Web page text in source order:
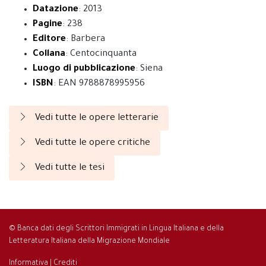
Datazione: 2013
Pagine: 238
Editore: Barbera
Collana: Centocinquanta
Luogo di pubblicazione: Siena
ISBN: EAN 9788878995956
Vedi tutte le opere letterarie
Vedi tutte le opere critiche
Vedi tutte le tesi
© Banca dati degli Scrittori Immigrati in Lingua Italiana e della
Letteratura Italiana della Migrazione Mondiale
Informativa Crediti